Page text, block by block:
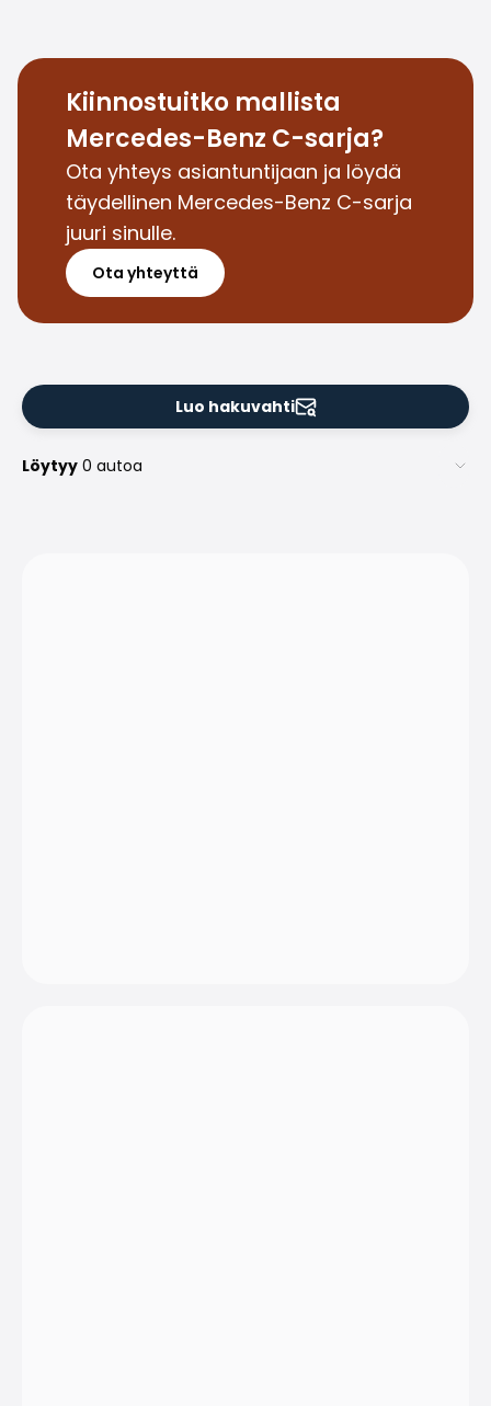
Saka Finland Oy
Hallinto
Ostotiimi
Yhteydenotto
Rekrytointi
Laskutustiedot
Medialle
Kokemuksia Sakasta
Reklamaatiot
Kiinnostuitko mallista
Mercedes-Benz C-sarja?
Ota yhteys asiantuntijaan ja löydä
täydellinen Mercedes-Benz C-sarja
juuri sinulle.
Ota yhteyttä
Luo hakuvahti
Löytyy 0 autoa